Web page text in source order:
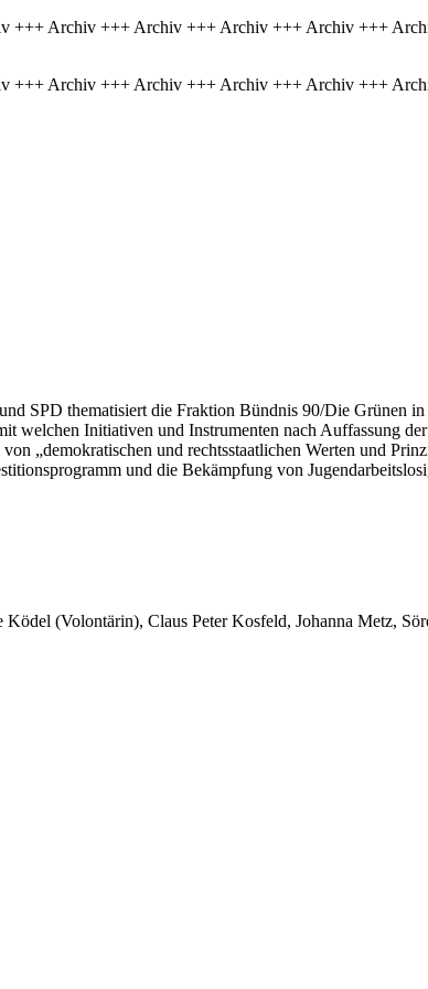
Archiv +++ Archiv +++ Archiv +++ Archiv +++
Archiv +++ Archiv +++ Archiv +++ Archiv +++
SPD thematisiert die Fraktion Bündnis 90/Die Grünen
welchen Initiativen und Instrumenten nach Auffassung
„demokratischen und rechtsstaatlichen Werten und
und die Bekämpfung von
Ködel (Volontärin), Claus Peter Kosfeld, Johanna Metz,